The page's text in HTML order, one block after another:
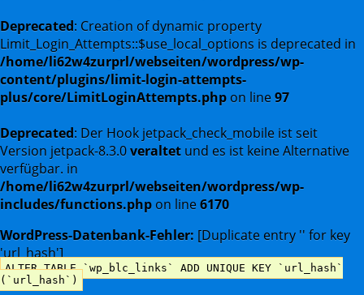
Deprecated: Creation of dynamic property
Limit_Login_Attempts::$use_local_options is deprecated in
/home/li62w4zurprl/webseiten/wordpress/wp-
content/plugins/limit-login-attempts-
plus/core/LimitLoginAttempts.php on line97
Deprecated: Der Hook jetpack_check_mobile ist seit
Version jetpack-8.3.0veraltet und es ist keine Alternative
verfügbar. in
/home/li62w4zurprl/webseiten/wordpress/wp-
includes/functions.php on line6170
WordPress-Datenbank-Fehler: [Duplicate entry '' for key
'url_hash']
ALTER TABLE `wp_blc_links` ADD UNIQUE KEY `url_hash`
(`url_hash`)